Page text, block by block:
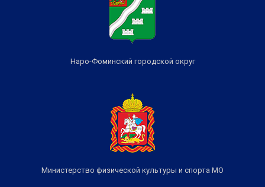
Наро-Фоминский городской округ
Министерство физической культуры и спорта МО